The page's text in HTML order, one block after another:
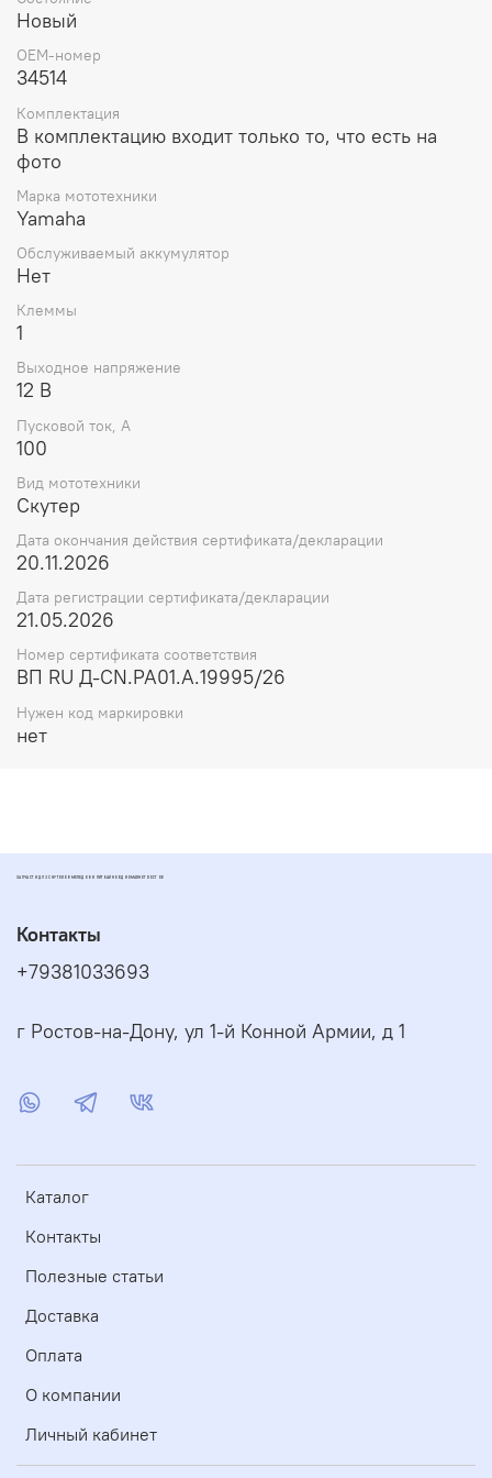
Безопасность:
предотвращает утечку электролита, что делает
аккумулятор безопасным для использования.
Порядок установки:
Отключите старый аккумулятор, начиная с
(+).
правильную ориентацию клемм.
(+), затем отрицательной (-).
не болтаются.
Проверьте работу электросистем скутера.
Рекомендации:
Перед установкой убедитесь, что аккумулятор
полностью заряжен.
Используйте только совместимые зарядные
Новый
OEM-номер
34514
Комплектация
В комплектацию входит только то, что есть на
фото
Марка мототехники
Yamaha
Обслуживаемый аккумулятор
Нет
Клеммы
1
Выходное напряжение
12 В
Пусковой ток, А
100
Вид мототехники
Скутер
Дата окончания действия сертификата/декларации
20.11.2026
Дата регистрации сертификата/декларации
21.05.2026
Номер сертификата соответствия
ВП RU Д-CN.РА01.А.19995/26
Нужен код маркировки
нет
ЗАПЧАСТИ ДЛЯ СКУТЕРОВ МОПЕДОВ И ПИТБАЙКОВ ДИОМАРКЕТ РОСТОВ
Каталог
Контакты
Полезные статьи
Доставка
Оплата
О компании
Личный кабинет
Контакты
+79381033693
г Ростов-на-Дону, ул 1-й Конной Армии, д 1